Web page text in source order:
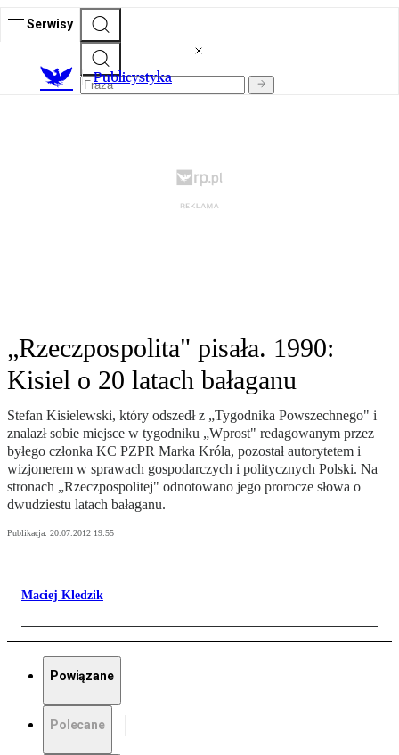
Serwisy
Publicystyka
„Rzeczpospolita" pisała. 1990:
Kisiel o 20 latach bałaganu
Stefan Kisielewski, który odszedł z „Tygodnika Powszechnego" i
znalazł sobie miejsce w tygodniku „Wprost" redagowanym przez
byłego członka KC PZPR Marka Króla, pozostał autorytetem i
wizjonerem w sprawach gospodarczych i politycznych Polski. Na
stronach „Rzeczpospolitej" odnotowano jego prorocze słowa o
dwudziestu latach bałaganu.
Publikacja: 20.07.2012 19:55
Maciej Kledzik
Powiązane
Polecane